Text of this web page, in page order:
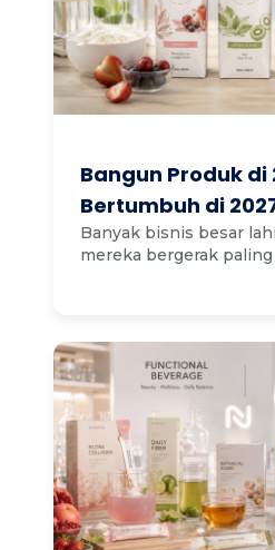
Bangun Produk di
Bertumbuh di
Banyak bisnis besar
mereka bergerak